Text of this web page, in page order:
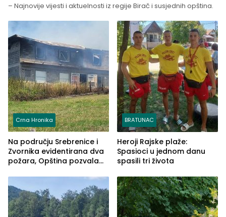
– Najnovije vijesti i aktuelnosti iz regije Birač i susjednih opština.
Crna Hronika
Na području Srebrenice i
Zvornika evidentirana dva
požara, Opština pozvala
BRATUNAC
Heroji Rajske plaže:
Spasioci u jednom danu
spasili tri života